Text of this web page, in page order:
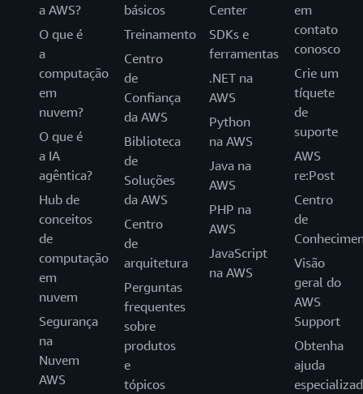
a AWS?
O que é
a
computação
em
nuvem?
O que é
a IA
agêntica?
Hub de
conceitos
de
computação
em
nuvem
Segurança
na
Nuvem
AWS
básicos
Treinamento
Centro
de
Confiança
da AWS
Biblioteca
de
Soluções
da AWS
Centro
de
arquitetura
Perguntas
frequentes
sobre
produtos
e
tópicos
Center
SDKs e
ferramentas
.NET na
AWS
Python
na AWS
Java na
AWS
PHP na
AWS
JavaScript
na AWS
em
contato
conosco
Crie um
tíquete
de
suporte
AWS
re:Post
Centro
de
Visão
geral do
AWS
Support
Obtenha
ajuda